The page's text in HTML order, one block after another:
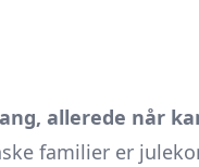
allerede når
familier er